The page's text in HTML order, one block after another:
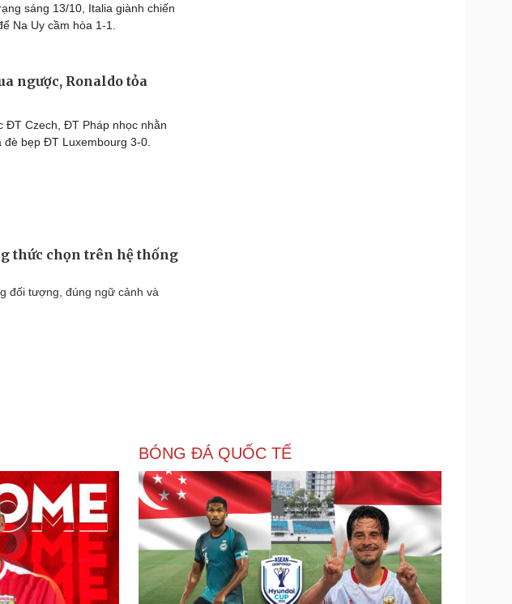
sáng 13/10, Italia giành chiến
Na Uy cầm hòa 1-1.
ngược, Ronaldo tỏa
ĐT Czech, ĐT Pháp nhọc nhằn
bẹp ĐT Luxembourg 3-0.
thức chọn trên hệ thống
đối tượng, đúng ngữ cảnh và
BÓNG ĐÁ QUỐC TẾ